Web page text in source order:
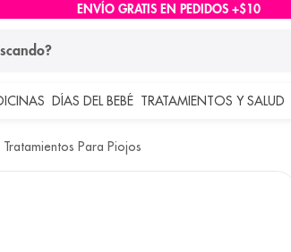
ENVÍO GRATIS EN PEDIDOS +$10
DÍAS DEL BEBÉ TRATAMIENTOS Y SALUD
Tratamientos Para Piojos
buscados